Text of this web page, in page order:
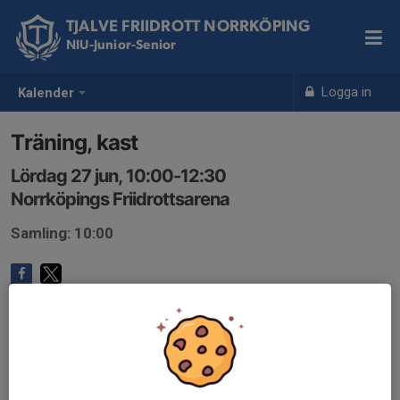
Kalender Logga in
TJALVE FRIIDROTT NORRKÖPING
NIU-Junior-Senior
Träning, kast
Lördag 27 jun, 10:00-12:30
Norrköpings Friidrottsarena
Samling: 10:00